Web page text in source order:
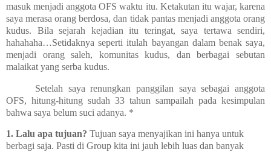
masuk menjadi anggota OFS waktu itu. Ketakutan itu wajar, karena
saya merasa orang berdosa, dan tidak pantas menjadi anggota orang
kudus. Bila sejarah kejadian itu teringat, saya tertawa sendiri,
hahahaha…Setidaknya seperti itulah bayangan dalam benak saya,
menjadi orang saleh, komunitas kudus, dan berbagai sebutan
malaikat yang serba kudus.
Setelah saya renungkan panggilan saya sebagai anggota
OFS, hitung-hitung sudah 33 tahun sampailah pada kesimpulan
bahwa saya belum suci adanya. *
1. Lalu apa tujuan? Tujuan saya menyajikan ini hanya untuk
berbagi saja. Pasti di Group kita ini jauh lebih luas dan banyak